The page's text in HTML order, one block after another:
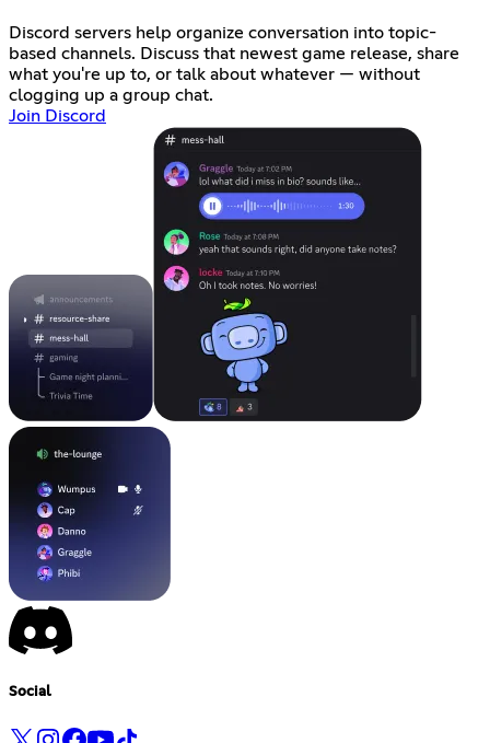
Discord servers help organize conversation into topic-
based channels. Discuss that newest game release, share
what you're up to, or talk about whatever — without
clogging up a group chat.
Join Discord
Social